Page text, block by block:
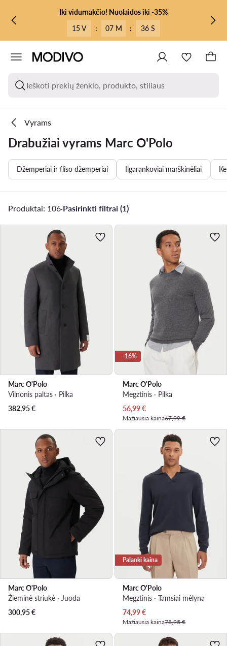
PEREITI PRIE PAGRINDINIO TURINIO
PEREITI Į PAIEŠKĄIki vidurnakčio! Nuolaidos iki -35%
15 V
: 07 M : 34 S
Ieškoti prekių ženklo, produkto, stiliaus
Vyrams
Drabužiai vyrams Marc O'Polo
Džemperiai ir fliso džemperiai Ilgarankoviai marškinėliai
Produktai: 106·Pasirinkti filtrai (1)
Marc O'Polo
Vilnonis paltas · Pilka
382,95€
-16%
Marc O'Polo
Megztinis · Pilka
Dabartinė kaina
56,99€
Mažiausia kaina67,99 €
Marc O'Polo
Žieminė striukė · Juoda
300,95€
Palanki kaina
Marc O'Polo
Megztinis · Tamsiai mėlyna
Dabartinė kaina
74,99€
Mažiausia kaina78,95 €